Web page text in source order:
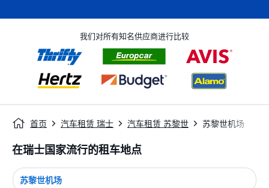
我们对所有知名供应商进行比较
首页 汽车租赁 瑞士 汽车租赁 苏黎世 苏黎世机场
在瑞士国家流行的租车地点
苏黎世机场